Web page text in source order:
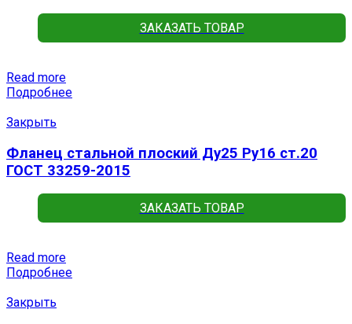
ЗАКАЗАТЬ ТОВАР
Read more
Подробнее
Закрыть
Фланец стальной плоский Ду25 Ру16 ст.20
ГОСТ 33259-2015
ЗАКАЗАТЬ ТОВАР
Read more
Подробнее
Закрыть